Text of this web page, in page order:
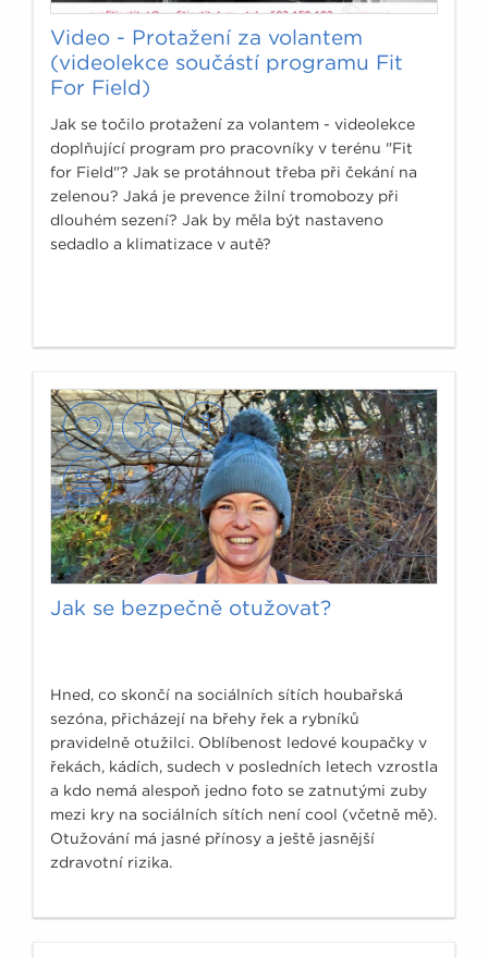
Video - Protažení za volantem
(videolekce součástí programu Fit
For Field)
Jak se točilo protažení za volantem - videolekce
doplňující program pro pracovníky v terénu "Fit
for Field"? Jak se protáhnout třeba při čekání na
zelenou? Jaká je prevence žilní tromobozy při
dlouhém sezení? Jak by měla být nastaveno
sedadlo a klimatizace v autě?
Jak se bezpečně otužovat?
Hned, co skončí na sociálních sítích houbařská
sezóna, přicházejí na břehy řek a rybníků
pravidelně otužilci. Oblíbenost ledové koupačky v
řekách, kádích, sudech v posledních letech vzrostla
a kdo nemá alespoň jedno foto se zatnutými zuby
mezi kry na sociálních sítích není cool (včetně mě).
Otužování má jasné přínosy a ještě jasnější
zdravotní rizika.